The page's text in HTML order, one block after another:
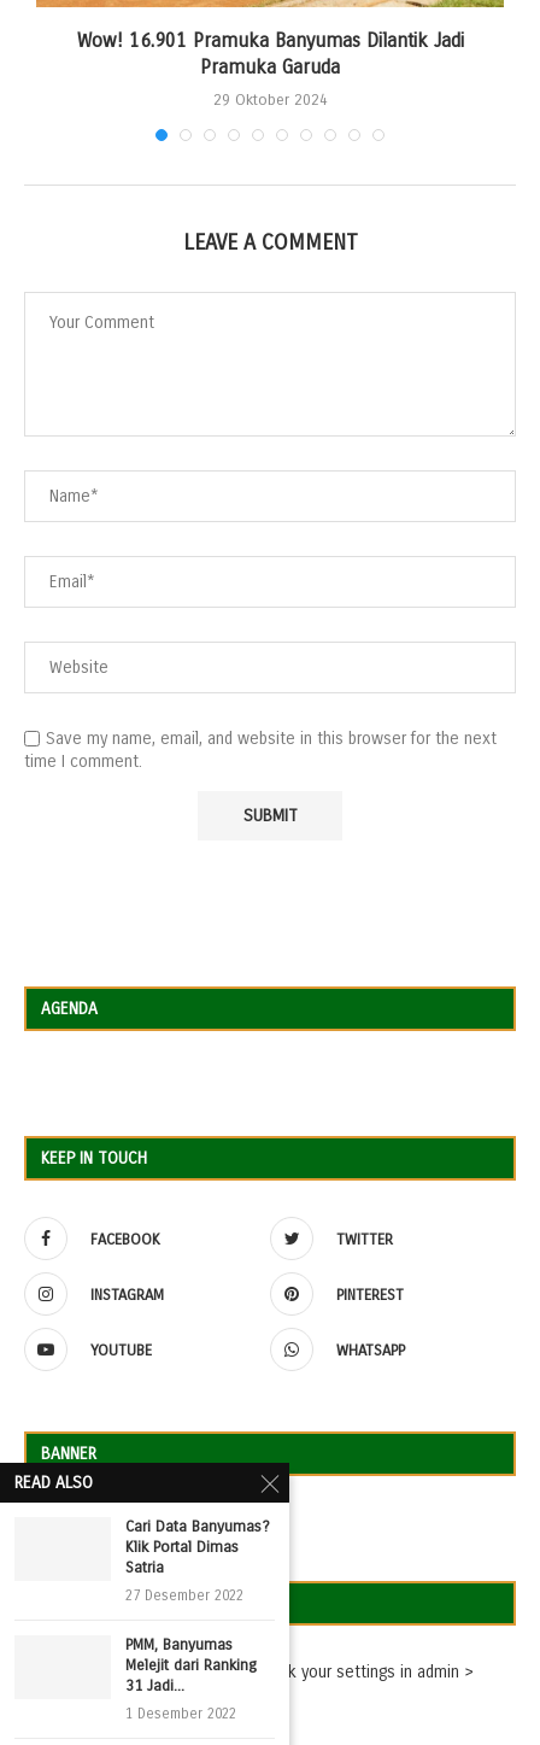
Wow! 16.901 Pramuka Banyumas Dilantik Jadi
Pramuka Garuda
29 Oktober 2024
LEAVE A COMMENT
Save my name, email, and website in this browser for the next
time I comment.
AGENDA
KEEP IN TOUCH
FACEBOOK TWITTER
INSTAGRAM PINTEREST
YOUTUBE WHATSAPP
BANNER
Missing consumer key - please check your settings in admin >
Settings > Twitter Feed Auth
READ ALSO
Cari Data Banyumas?
Klik Portal Dimas
Satria
27 Desember 2022
PMM, Banyumas
Melejit dari Ranking
31 Jadi...
1 Desember 2022